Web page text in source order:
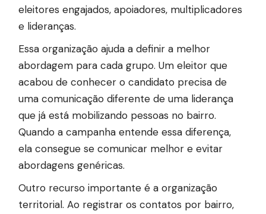
eleitores engajados, apoiadores, multiplicadores
e lideranças.
Essa organização ajuda a definir a melhor
abordagem para cada grupo. Um eleitor que
acabou de conhecer o candidato precisa de
uma comunicação diferente de uma liderança
que já está mobilizando pessoas no bairro.
Quando a campanha entende essa diferença,
ela consegue se comunicar melhor e evitar
abordagens genéricas.
Outro recurso importante é a organização
territorial. Ao registrar os contatos por bairro,